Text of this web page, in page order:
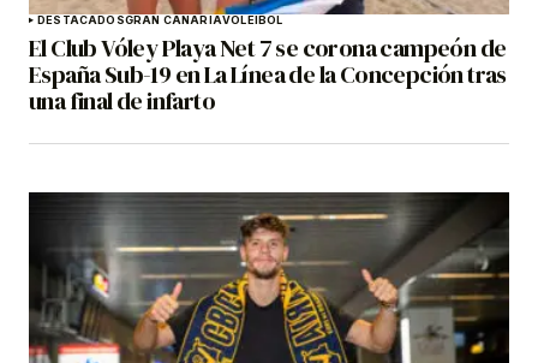
DESTACADOSGRAN CANARIAVOLEIBOL
El Club Vóley Playa Net 7 se corona campeón de
España Sub-19 en La Línea de la Concepción tras
una final de infarto